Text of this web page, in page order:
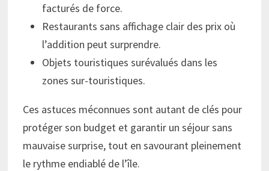
facturés de force.
Restaurants sans affichage clair des prix où
l’addition peut surprendre.
Objets touristiques surévalués dans les
zones sur-touristiques.
Ces astuces méconnues sont autant de clés pour
protéger son budget et garantir un séjour sans
mauvaise surprise, tout en savourant pleinement
le rythme endiablé de l’île.